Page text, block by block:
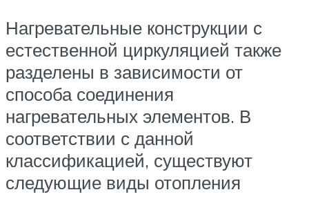
Нагревательные конструкции с
естественной циркуляцией также
разделены в зависимости от
способа соединения
нагревательных элементов. В
соответствии с данной
классификацией, существуют
следующие виды отопления